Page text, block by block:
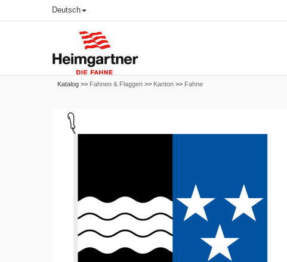
Deutsch
Katalog >> Fahnen & Flaggen >> Kanton >> Fahne